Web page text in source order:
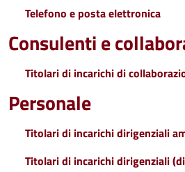
Telefono e posta elettronica
Consulenti e
Titolari di incarichi di
Personale
Titolari di incarichi dirigenziali
Titolari di incarichi dirigenziali